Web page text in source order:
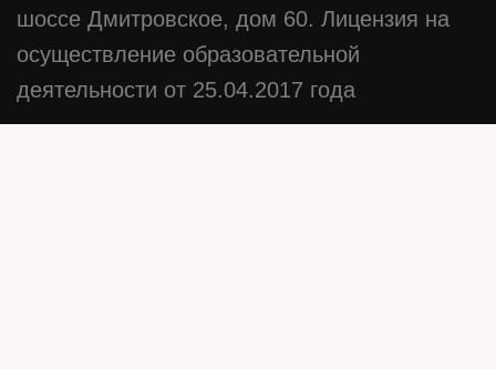
шоссе Дмитровское, дом 60. Лицензия на
осуществление образовательной
деятельности от 25.04.2017 года